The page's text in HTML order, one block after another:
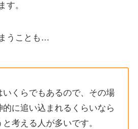
す。
うことも…
いくらでもあるので、その場
に追い込まれるくらいなら
考える人が多いです。